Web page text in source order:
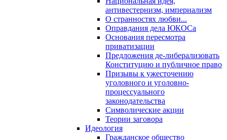
антивестернизм, империализм
О странностях любви...
Оправдания дела ЮКОСа
Основания пересмотра
приватизации
Предложения де-либерализовать
Конституцию и публичное право
Призывы к ужесточению
уголовного и уголовно-
процессуального
законодательства
Символические акции
Теории заговора
Идеология
Гражданское общество